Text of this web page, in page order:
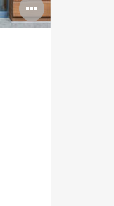
Abrir
imagen